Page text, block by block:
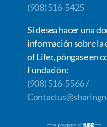
(908) 516-5425
Si desea hacer una
información sobre la
of Life», póngase en
Fundación:
(908) 516-5566 /